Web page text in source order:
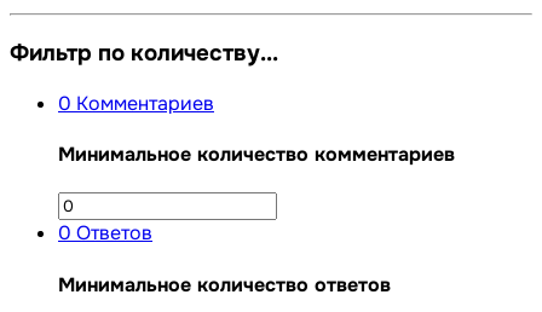
Фильтр по количеству...
0 Комментариев
Минимальное количество комментариев
0 Ответов
Минимальное количество ответов